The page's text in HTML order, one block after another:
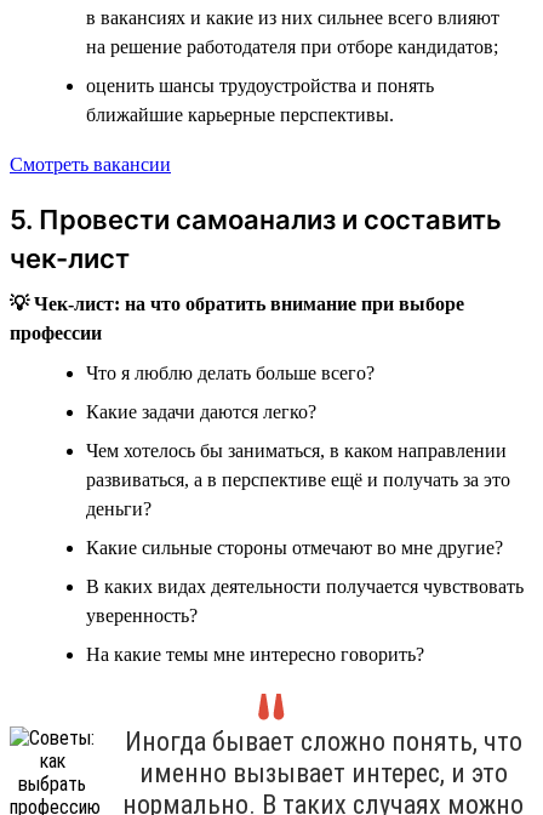
в вакансиях и какие из них сильнее всего влияют
на решение работодателя при отборе кандидатов;
оценить шансы трудоустройства и понять
ближайшие карьерные перспективы.
Смотреть вакансии
5. Провести самоанализ и составить
чек-лист
💡 Чек-лист: на что обратить внимание при выборе
профессии
Что я люблю делать больше всего?
Какие задачи даются легко?
Чем хотелось бы заниматься, в каком направлении
развиваться, а в перспективе ещё и получать за это
деньги?
Какие сильные стороны отмечают во мне другие?
В каких видах деятельности получается чувствовать
уверенность?
На какие темы мне интересно говорить?
Иногда бывает сложно понять, что
именно вызывает интерес, и это
нормально. В таких случаях можно